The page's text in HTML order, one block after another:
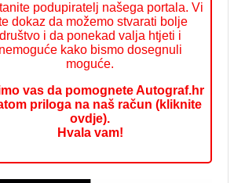
podupiratelj našega portala. Vi
dokaz da možemo stvarati bolje
društvo i da ponekad valja htjeti i
nemoguće kako bismo dosegnuli
moguće.
vas da pomognete Autograf.hr
priloga na naš račun (kliknite
ovdje).
Hvala vam!